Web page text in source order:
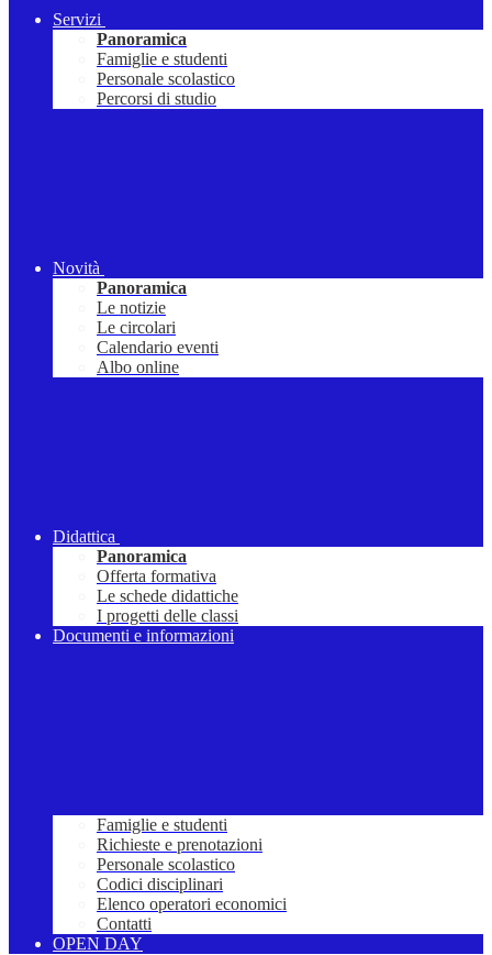
Servizi
Panoramica
Famiglie e studenti
Personale scolastico
Percorsi di studio
Novità
Panoramica
Le notizie
Le circolari
Calendario eventi
Albo online
Didattica
Panoramica
Offerta formativa
Le schede didattiche
I progetti delle classi
Documenti e informazioni
Famiglie e studenti
Richieste e prenotazioni
Personale scolastico
Codici disciplinari
Elenco operatori economici
Contatti
OPEN DAY